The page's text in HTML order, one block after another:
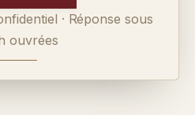
· Réponse sous
ouvrées